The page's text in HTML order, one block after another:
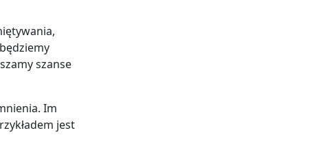
szanse
Im
jest